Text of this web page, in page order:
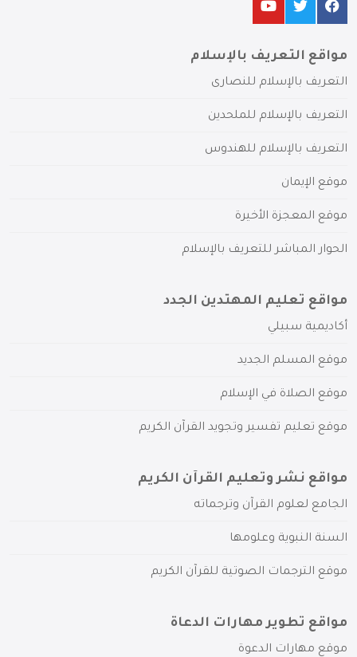
مواقع التعريف بالإسلام
التعريف بالإسلام للنصارى
التعريف بالإسلام للملحدين
التعريف بالإسلام للهندوس
موقع الإيمان
موقع المعجزة الأخيرة
الحوار المباشر للتعريف بالإسلام
مواقع تعليم المهتدين الجدد
أكاديمية سبيلي
موقع المسلم الجديد
موقع الصلاة في الإسلام
موقع تعليم تفسير وتجويد القرآن الكريم
مواقع نشر وتعليم القرآن الكريم
الجامع لعلوم القرآن وترجماته
السنة النبوية وعلومها
موقع الترجمات الصوتية للقرآن الكريم
مواقع تطوير مهارات الدعاة
موقع مهارات الدعوة